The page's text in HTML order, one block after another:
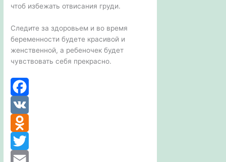
чтоб избежать отвисания груди.
Следите за здоровьем и во время
беременности будете красивой и
женственной, а ребеночек будет
чувствовать себя прекрасно.
F
c
e
V
K
O
dT